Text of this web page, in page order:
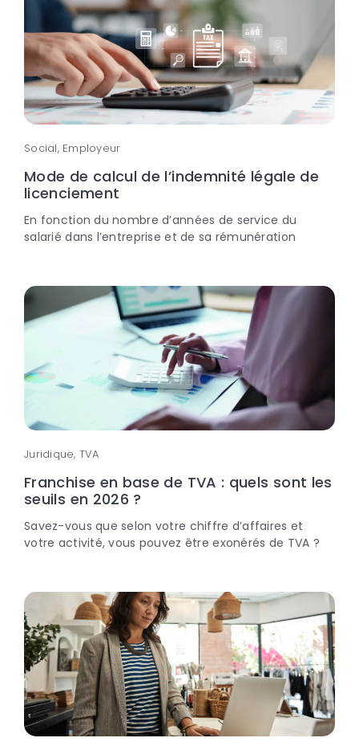
Social, Employeur
Mode de calcul de l’indemnité légale de
licenciement
En fonction du nombre d’années de service du
salarié dans l’entreprise et de sa rémunération
Juridique, TVA
Franchise en base de TVA : quels sont les
seuils en 2026 ?
Savez-vous que selon votre chiffre d’affaires et
votre activité, vous pouvez être exonérés de TVA ?